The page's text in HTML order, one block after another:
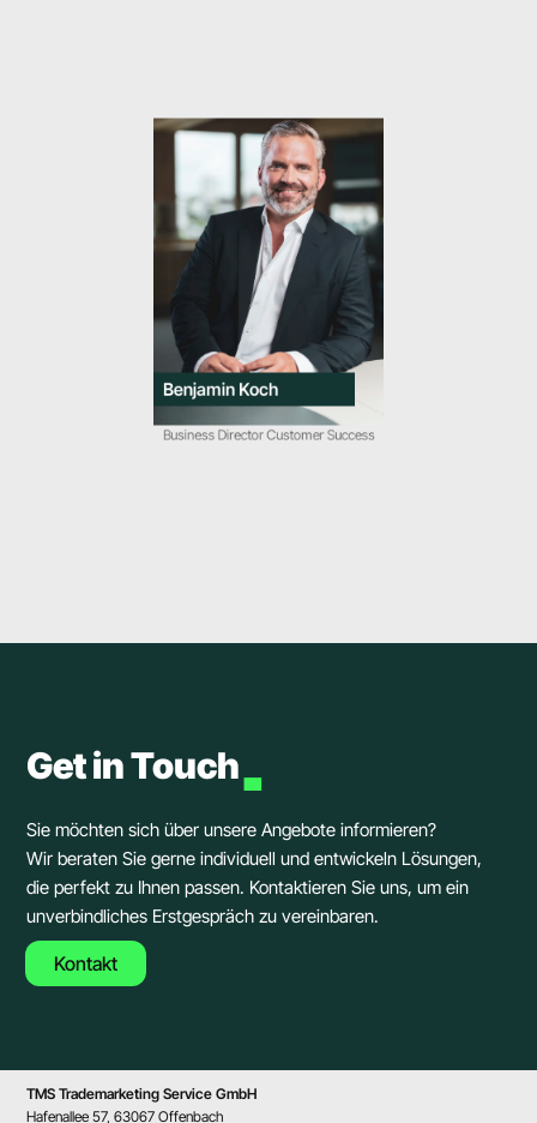
Benjamin Koch
Business Director Customer Success
Get in Touch.
Sie möchten sich über unsere Angebote informieren?
Wir beraten Sie gerne individuell und entwickeln Lösungen,
die perfekt zu Ihnen passen. Kontaktieren Sie uns, um ein
unverbindliches Erstgespräch zu vereinbaren.
Kontakt
TMS Trademarketing Service GmbH
Hafenallee 57, 63067 Offenbach